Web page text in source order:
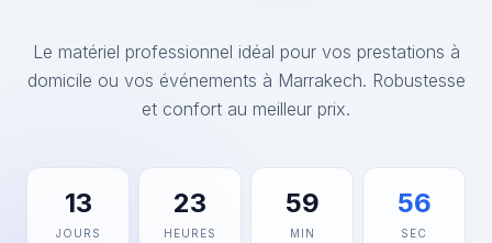
Le matériel professionnel idéal pour vos prestations à
domicile ou vos événements à Marrakech. Robustesse
et confort au meilleur prix.
13
JOURS
23
HEURES
59
MIN
56
SEC